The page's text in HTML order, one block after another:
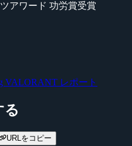
アワード 功労賞受賞
VALORANT レポート
る
URLをコピー